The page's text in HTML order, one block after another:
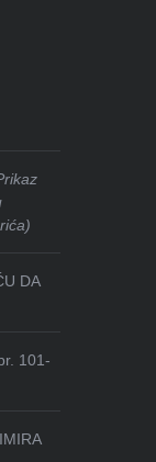
DA
101-